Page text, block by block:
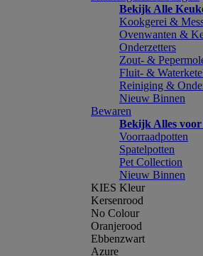
Bekijk Alle
Kookgerei &
Ovenwanten &
Onderzetters
Zout- &
Fluit- &
Reiniging &
Nieuw Binnen
Bewaren
Bekijk Alles
Voorraadpotten
Spatelpotten
Pet Collection
Nieuw Binnen
KIES Kleur
Kersenrood
No Colour
Oranjerood
Ebbenzwart
Azure